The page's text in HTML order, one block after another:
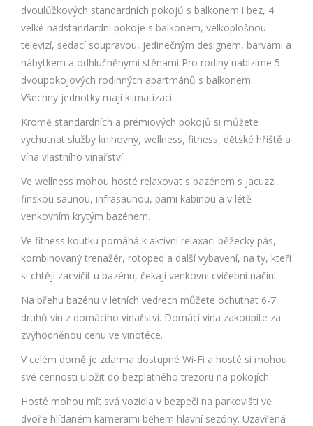
dvoulůžkových standardních pokojů s balkonem i bez, 4
velké nadstandardní pokoje s balkonem, velkoplošnou
televizí, sedací soupravou, jedinečným designem, barvami a
nábytkem a odhlučněnými stěnami Pro rodiny nabízíme 5
dvoupokojových rodinných apartmánů s balkonem.
Všechny jednotky mají klimatizaci.
Kromě standardních a prémiových pokojů si můžete
vychutnat služby knihovny, wellness, fitness, dětské hřiště a
vína vlastního vinařství.
Ve wellness mohou hosté relaxovat s bazénem s jacuzzi,
finskou saunou, infrasaunou, parní kabinou a v létě
venkovním krytým bazénem.
Ve fitness koutku pomáhá k aktivní relaxaci běžecký pás,
kombinovaný trenažér, rotoped a další vybavení, na ty, kteří
si chtějí zacvičit u bazénu, čekají venkovní cvičební náčiní.
Na břehu bazénu v letních vedrech můžete ochutnat 6-7
druhů vín z domácího vinařství. Domácí vína zakoupíte za
zvýhodněnou cenu ve vinotéce.
V celém domě je zdarma dostupné Wi-Fi a hosté si mohou
své cennosti uložit do bezplatného trezoru na pokojích.
Hosté mohou mít svá vozidla v bezpečí na parkovišti ve
dvoře hlídaném kamerami během hlavní sezóny. Uzavřená